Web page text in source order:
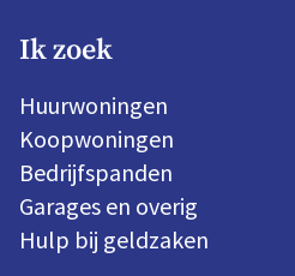
Ik zoek
Huurwoningen
Koopwoningen
Bedrijfspanden
Garages en overig
Hulp bij geldzaken